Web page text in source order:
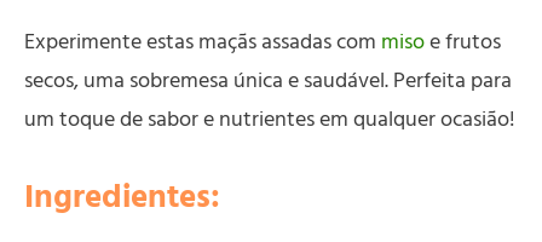
Experimente estas maçãs assadas com misoe frutos
secos, uma sobremesa única e saudável. Perfeita para
um toque de sabor e nutrientes em qualquer ocasião!
Ingredientes: